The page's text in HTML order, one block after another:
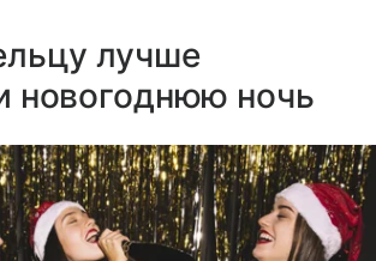
лучше
новогоднюю ночь